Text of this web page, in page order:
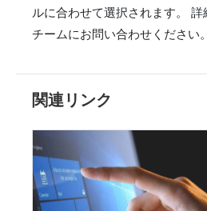
ルに合わせて選択されます。
チームにお問い合わせください。
関連リンク